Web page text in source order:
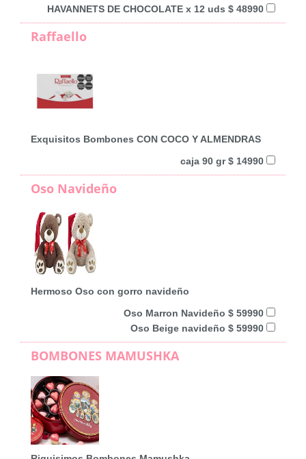
HAVANNETS DE CHOCOLATE x 12 uds $ 48990
Raffaello
Exquisitos Bombones CON COCO Y ALMENDRAS
caja 90 gr $ 14990
Oso Navideño
Hermoso Oso con gorro navideño
Oso Marron Navideño $ 59990
Oso Beige navideño $ 59990
BOMBONES MAMUSHKA